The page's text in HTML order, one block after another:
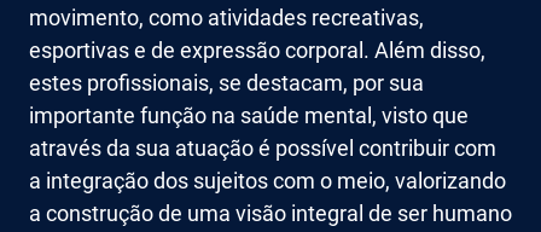
movimento, como atividades recreativas,
esportivas e de expressão corporal. Além disso,
estes profissionais, se destacam, por sua
importante função na saúde mental, visto que
através da sua atuação é possível contribuir com
a integração dos sujeitos com o meio, valorizando
a construção de uma visão integral de ser humano